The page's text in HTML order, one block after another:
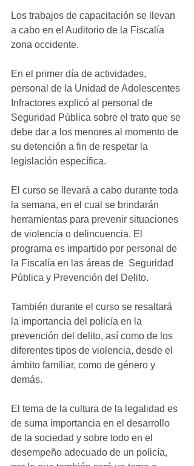
Los trabajos de capacitación se llevan
a cabo en el Auditorio de la Fiscalía
zona occidente.
En el primer día de actividades,
personal de la Unidad de Adolescentes
Infractores explicó al personal de
Seguridad Pública sobre el trato que se
debe dar a los menores al momento de
su detención a fin de respetar la
legislación específica.
El curso se llevará a cabo durante toda
la semana, en el cual se brindarán
herramientas para prevenir situaciones
de violencia o delincuencia. El
programa es impartido por personal de
la Fiscalía en las áreas de  Seguridad
Pública y Prevención del Delito.
También durante el curso se resaltará
la importancia del policía en la
prevención del delito, así como de los
diferentes tipos de violencia, desde el
ámbito familiar, como de género y
demás.
El tema de la cultura de la legalidad es
de suma importancia en el desarrollo
de la sociedad y sobre todo en el
desempeño adecuado de un policía,